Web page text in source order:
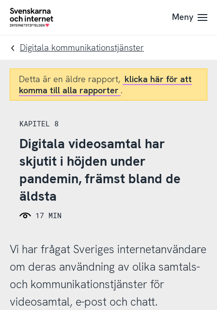
Till
navigation
Till
innehåll
To
Meny
Digitala kommunikationstjänster
Detta är en äldre rapport, klicka här för att
komma till alla rapporter .
KAPITEL 8
Digitala videosamtal har
skjutit i höjden under
pandemin, främst bland de
äldsta
17 MIN
Vi har frågat Sveriges internetanvändare
om deras användning av olika samtals-
och kommunikationstjänster för
videosamtal, e-post och chatt.